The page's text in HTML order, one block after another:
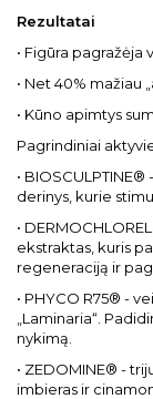
Rezultatai
• Figūra pagražėja
• Net 40% mažiau
• Kūno apimtys
Pagrindiniai
•
derinys, kurie
•
ekstraktas, kuris
regeneraciją ir
• PHYCO R75® -
„Laminaria“.
nykimą.
• ZEDOMINE® -
imbieras ir